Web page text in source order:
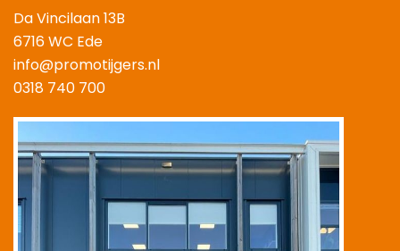
Da Vincilaan 13B
6716 WC Ede
info@promotijgers.nl
0318 740 700